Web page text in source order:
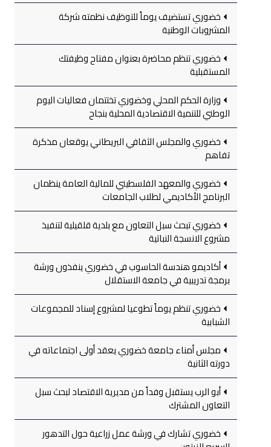
خضوري تستضيف يوماً للتوظيف نظمته شركة
المشروبات الوطنية
خضوري تنظم محاضرة بعنوان مفتاح وظيفتك
المستقبلية
وزارة الحكم المحلي وخضوري تختتمان فعاليات اليوم
الوطني للتنمية الاقتصادية المحلية بنجاح
خضوري والمجلس الثقافي البريطاني يوقعان مذكرة
تفاهم
خضوري والمعهد الفلسطيني للمالية العامة ينظمان
البرنامج الأكاديمي لطلاب الجامعات
خضوري تبحث سبل التعاون مع بلدية قلقيلية لتنفيذ
مشروع الانسجة النباتية
أكاديمو هندسة الحاسوب في خضوري ينفذون ورشة
برمجة تدريبية في جامعة الاستقلال
خضوري تنظم يوماً تطوعيا لمشروع إسناد للمجموعات
الشبابية
مجلس أمناء جامعة خضوري يعقد أولى اجتماعاته في
دورته الثانية
أبو الرب يستقبل وفداً من مديرية الاقتصاد لبحث سبل
التعاون المشترك
خضوري تشارك في ورشة عمل زراعية حول التدهور